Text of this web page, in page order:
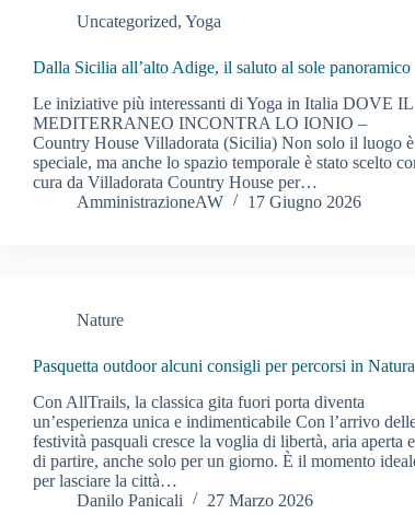
Uncategorized, Yoga
Dalla Sicilia all’alto Adige, il saluto al sole panoramico
Le iniziative più interessanti di Yoga in Italia DOVE IL
MEDITERRANEO INCONTRA LO IONIO –
Country House Villadorata (Sicilia) Non solo il luogo è
speciale, ma anche lo spazio temporale è stato scelto
cura da Villadorata Country House per…
AmministrazioneAW
17 Giugno 2026
Nature
Pasquetta outdoor alcuni consigli per percorsi in Natura
Con AllTrails, la classica gita fuori porta diventa
un’esperienza unica e indimenticabile Con l’arrivo
festività pasquali cresce la voglia di libertà, aria aperta e
di partire, anche solo per un giorno. È il momento
per lasciare la città…
Danilo Panicali
27 Marzo 2026